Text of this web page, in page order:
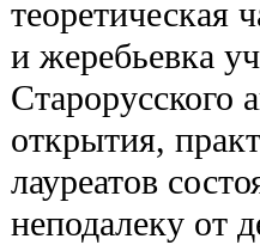
теоретическая
и жеребьевка
Старорусского
открытия,
лауреатов
неподалеку от